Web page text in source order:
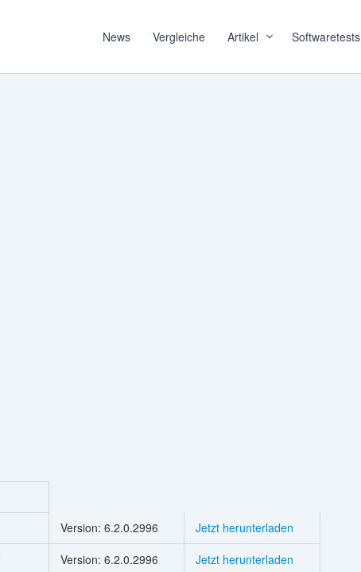
News Vergleiche Artikel Softwaretests
Version: 6.2.0.2996
Jetzt herunterladen
Version: 6.2.0.2996 Jetzt herunterladen